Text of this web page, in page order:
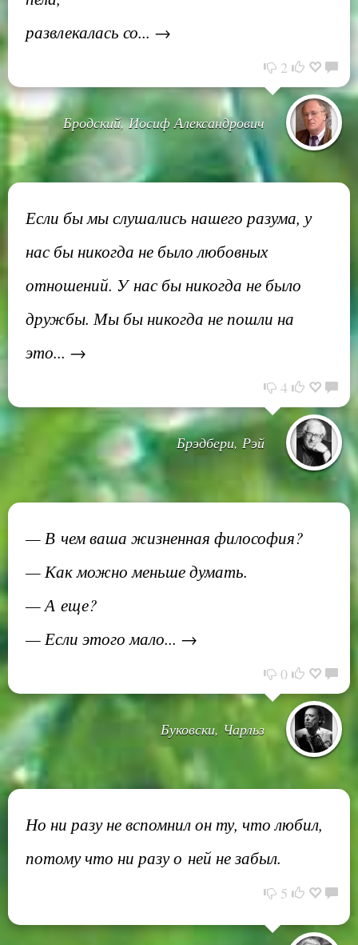
развлекалась со... →
2
Бродский, Иосиф Александрович
Если бы мы слушались нашего разума, у
нас бы никогда не было любовных
отношений. У нас бы никогда не было
дружбы. Мы бы никогда не пошли на
это... →
4
Брэдбери, Рэй
— В чем ваша жизненная философия?
— Как можно меньше думать.
— А еще?
— Если этого мало... →
0
Буковски, Чарльз
Но ни разу не вспомнил он ту, что любил,
потому что ни разу о ней не забыл.
5